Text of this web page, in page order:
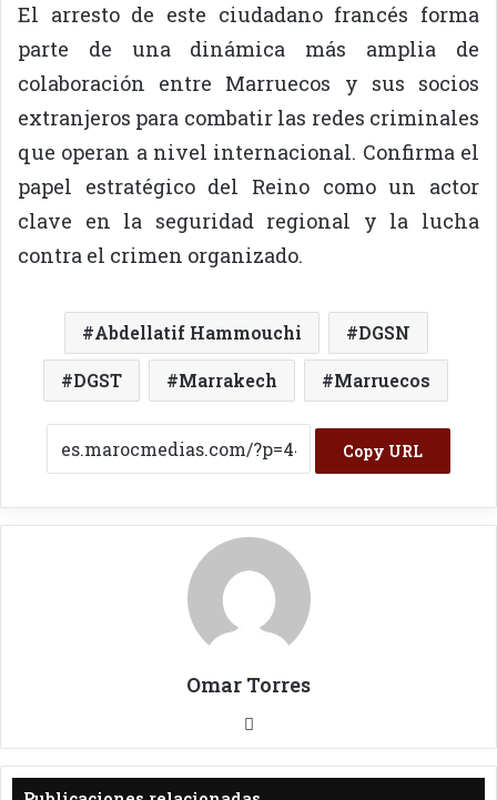
El arresto de este ciudadano francés forma
parte de una dinámica más amplia de
colaboración entre Marruecos y sus socios
extranjeros para combatir las redes criminales
que operan a nivel internacional. Confirma el
papel estratégico del Reino como un actor
clave en la seguridad regional y la lucha
contra el crimen organizado.
Abdellatif Hammouchi DGSN
DGST Marrakech Marruecos
Copy URL
Omar Torres
web